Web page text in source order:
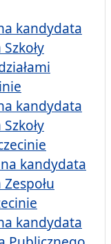
kandydata
kandydata
kandydata
kandydata